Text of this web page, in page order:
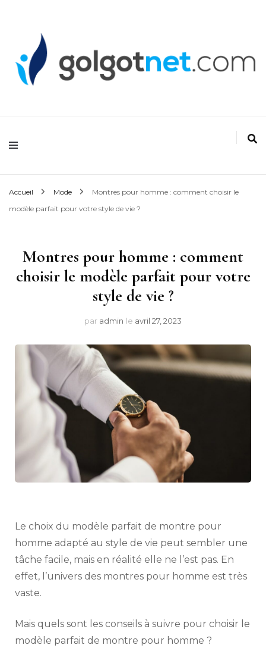
Golgonet
Accueil Mode
Montres pour homme : comment choisir le
modèle parfait pour votre style de vie ?
Montres pour homme : comment
choisir le modèle parfait pour votre
style de vie ?
par admin le avril 27, 2023
Le choix du modèle parfait de montre pour
homme adapté au style de vie peut sembler une
tâche facile, mais en réalité elle ne l’est pas. En
effet, l’univers des montres pour homme est très
vaste.
Mais quels sont les conseils à suivre pour choisir le
modèle parfait de montre pour homme ?